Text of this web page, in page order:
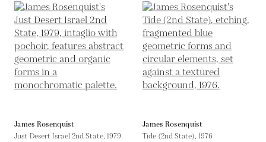
James Rosenquist
Just Desert Israel 2nd State, 1979
James Rosenquist
Tide (2nd State), 1976